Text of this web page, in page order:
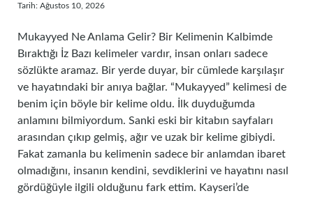
Tarih: Ağustos 10, 2026
Mukayyed Ne Anlama Gelir? Bir Kelimenin Kalbimde
Bıraktığı İz Bazı kelimeler vardır, insan onları sadece
sözlükte aramaz. Bir yerde duyar, bir cümlede karşılaşır
ve hayatındaki bir anıya bağlar. “Mukayyed” kelimesi de
benim için böyle bir kelime oldu. İlk duyduğumda
anlamını bilmiyordum. Sanki eski bir kitabın sayfaları
arasından çıkıp gelmiş, ağır ve uzak bir kelime gibiydi.
Fakat zamanla bu kelimenin sadece bir anlamdan ibaret
olmadığını, insanın kendini, sevdiklerini ve hayatını nasıl
gördüğüyle ilgili olduğunu fark ettim. Kayseri’de